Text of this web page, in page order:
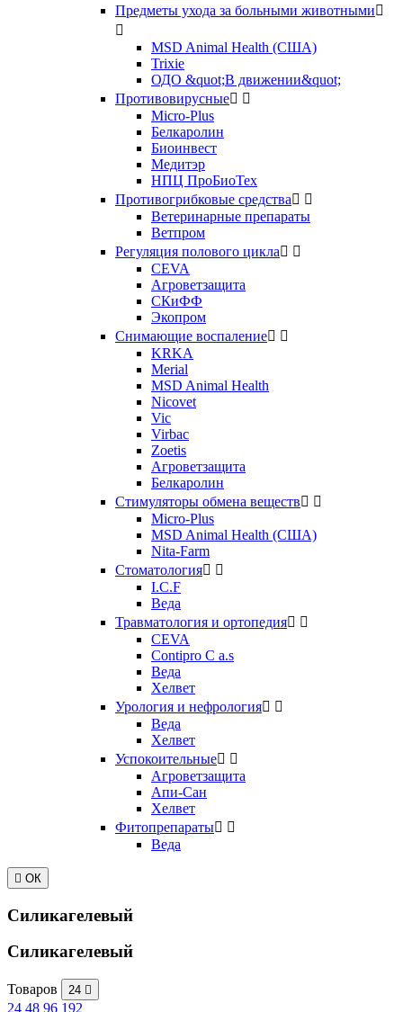
Предметы ухода за больными животными

MSD Animal Health (США)
Trixie
ОДО &quot;В движении&quot;
Противовирусные 
Micro-Plus
Белкаролин
Биоинвест
Медитэр
НПЦ ПроБиоТех
Противогрибковые средства 
Ветеринарные препараты
Ветпром
Регуляция полового цикла 
CEVA
Агроветзащита
СКиФФ
Экопром
Снимающие воспаление 
KRKA
Merial
MSD Animal Health
Nicovet
Vic
Virbac
Zoetis
Агроветзащита
Белкаролин
Стимуляторы обмена веществ 
Micro-Plus
MSD Animal Health (США)
Nita-Farm
Стоматология 
I.C.F
Веда
Травматология и ортопедия 
CEVA
Contipro C a.s
Веда
Хелвет
Урология и нефрология 
Веда
Хелвет
Успокоительные 
Агроветзащита
Апи-Сан
Хелвет
Фитопрепараты 
Веда
 ОК
Силикагелевый
Силикагелевый
Товаров 24 
24 48 96 192